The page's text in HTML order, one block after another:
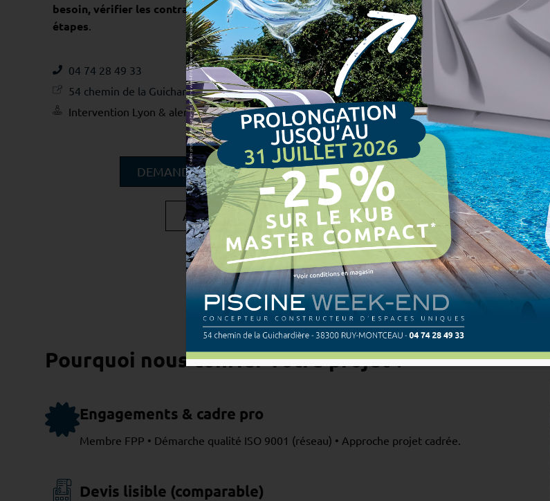
besoin, vérifier les contraintes, chiffrer proprement puis piloter les
étapes
04 74 28 49 33
54 chemin de la Guichardière, RN 6, 38300 Ruy-Montceau
Intervention Lyon & alentours
DEMANDER UN DEVIS PISCINE À LYON
APPELER LE MAGASIN
Pourquoi nous confier votre projet ?
Engagements & cadre pro
Membre FPP • Démarche qualité ISO 9001 (réseau) • Approche projet cadrée.
Devis lisible (comparable)